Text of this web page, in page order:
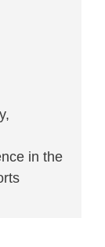
in the